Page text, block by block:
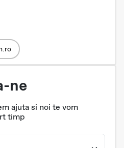
ne
ajuta si noi te vom
timp